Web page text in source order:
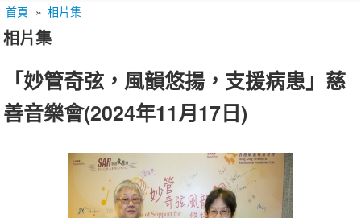
首頁
認識銀屑護關會
認識銀屑關節炎
活動/講座
會員通訊
首頁 » 相片集
相片集
「妙管奇弦，風韻悠揚，支援病患」慈
善音樂會(2024年11月17日)